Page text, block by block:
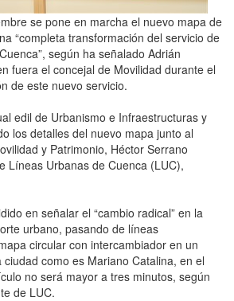
se pone en marcha el nuevo mapa de
“completa transformación del servicio de
según ha señalado Adrián
fuera el concejal de Movilidad durante el
de este nuevo servicio.
edil de Urbanismo e Infraestructuras y
los detalles del nuevo mapa junto al
y Patrimonio, Héctor Serrano
Líneas Urbanas de Cuenca (LUC),
en señalar el “cambio radical” en la
urbano, pasando de líneas
circular con intercambiador en un
como es Mariano Catalina, en el
no será mayor a tres minutos, según
de LUC.